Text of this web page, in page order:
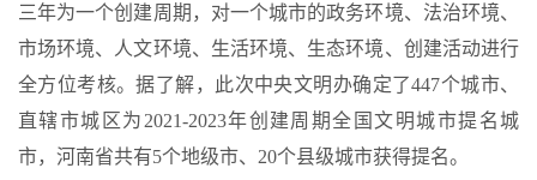
三年为一个创建周期，对一个城市的政务环境、法治环境、
市场环境、人文环境、生活环境、生态环境、创建活动进行
全方位考核。据了解，此次中央文明办确定了447个城市、
直辖市城区为2021-2023年创建周期全国文明城市提名城
市，河南省共有5个地级市、20个县级城市获得提名。